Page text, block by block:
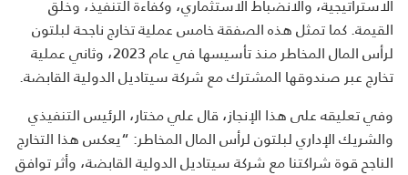
القيمة. كما تمثل هذه الصفقة خامس عملية تخارج ناجحة لبلتون
لرأس المال المخاطر منذ تأسيسها في عام 2023، وثاني عملية
تخارج عبر صندوقها المشترك مع شركة سيتاديل الدولية القابضة.
وفي تعليقه على هذا الإنجاز، قال علي مختار، الرئيس التنفيذي
والشريك الإداري لبلتون لرأس المال المخاطر: “يعكس هذا التخارج
الناجح قوة شراكتنا مع شركة سيتاديل الدولية القابضة، وأثر توافق